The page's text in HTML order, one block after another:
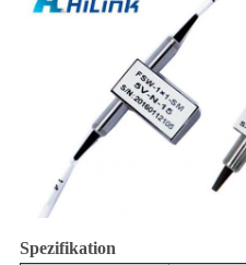
Spezifikation